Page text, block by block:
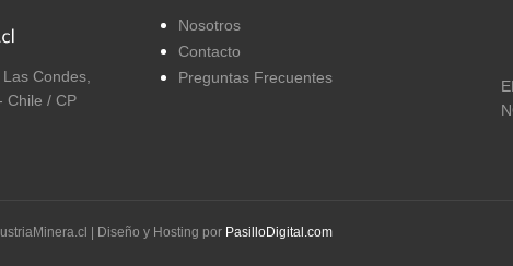
Condes,
Chile / CP
Nosotros
Contacto
Preguntas Frecuentes
| Diseño y Hosting por PasilloDigital.com